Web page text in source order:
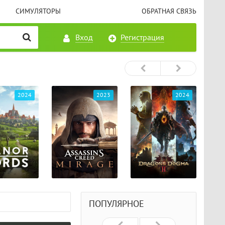
СИМУЛЯТОРЫ ОБРАТНАЯ СВЯЗЬ
Вход Регистрация
2023 2024 2024
ПОПУЛЯРНОЕ